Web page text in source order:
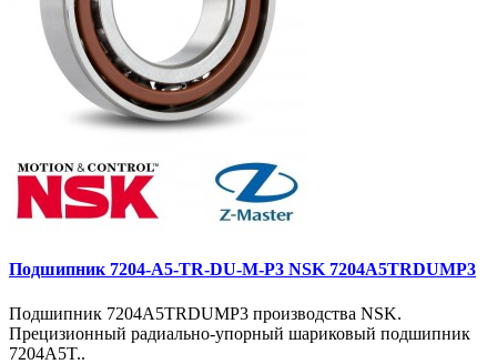
Подшипник 7204-A5-TR-DU-M-P3 NSK 7204A5TRDUMP3
Подшипник 7204A5TRDUMP3 производства NSK.
Прецизионный радиально-упорный шариковый подшипник
7204A5T..